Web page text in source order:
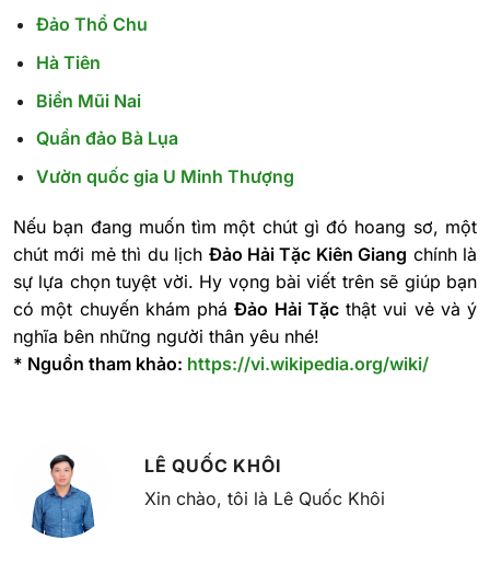
Đảo Thổ Chu
Hà Tiên
Biển Mũi Nai
Quần đảo Bà Lụa
Vườn quốc gia U Minh Thượng
Nếu bạn đang muốn tìm một chút gì đó hoang sơ, một
chút mới mẻ thì du lịch Đảo Hải Tặc Kiên Giang chính là
sự lựa chọn tuyệt vời. Hy vọng bài viết trên sẽ giúp bạn
có một chuyến khám pháĐảo Hải Tặcthật vui vẻ và ý
nghĩa bên những người thân yêu nhé!
* Nguồn tham khảo: https://vi.wikipedia.org/wiki/
LÊ QUỐC KHÔI
Xin chào, tôi là Lê Quốc Khôi